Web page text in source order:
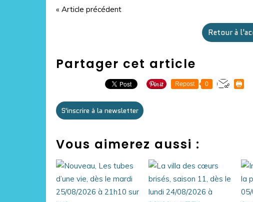
« Article précédent
Retour à
Partager cet article
Repost 0
S'inscrire à la newsletter
Vous aimerez aussi :